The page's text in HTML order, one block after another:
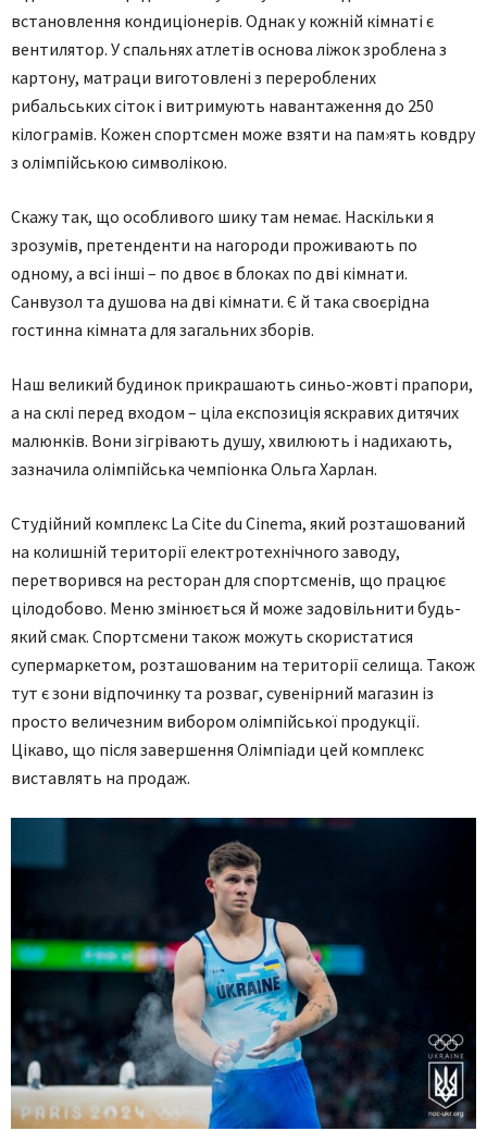
встановлення кондиціонерів. Однак у кожній кімнаті є
вентилятор. У спальнях атлетів основа ліжок зроблена з
картону, матраци виготовлені з перероблених
рибальських сіток і витримують навантаження до 250
кілограмів. Кожен спортсмен може взяти на пам›ять ковдру
з олімпійською символікою.
Скажу так, що особливого шику там немає. Наскільки я
зрозумів, претенденти на нагороди проживають по
одному, а всі інші – по двоє в блоках по дві кімнати.
Санвузол та душова на дві кімнати. Є й така своєрідна
гостинна кімната для загальних зборів.
Наш великий будинок прикрашають синьо-жовті прапори,
а на склі перед входом – ціла експозиція яскравих дитячих
малюнків. Вони зігрівають душу, хвилюють і надихають,
зазначила олімпійська чемпіонка Ольга Харлан.
Студійний комплекс La Cite du Cinema, який розташований
на колишній території електротехнічного заводу,
перетворився на ресторан для спортсменів, що працює
цілодобово. Меню змінюється й може задовільнити будь-
який смак. Спортсмени також можуть скористатися
супермаркетом, розташованим на території селища. Також
тут є зони відпочинку та розваг, сувенірний магазин із
просто величезним вибором олімпійської продукції.
Цікаво, що після завершення Олімпіади цей комплекс
виставлять на продаж.